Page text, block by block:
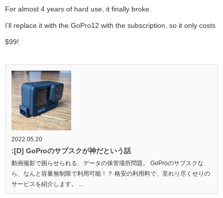
For almost 4 years of hard use, it finally broke.
I’ll replace it with the GoPro12 with the subscription, so it only costs
$99!
2022.05.20
:[D] GoProのサブスクが神だという話
動画撮影で困らせられる、データの保管場所問題。 GoProのサブスクな
ら、なんと容量無制限で利用可能！？ 格安の利用料で、至れり尽くせりの
サービスを紹介します。 ...